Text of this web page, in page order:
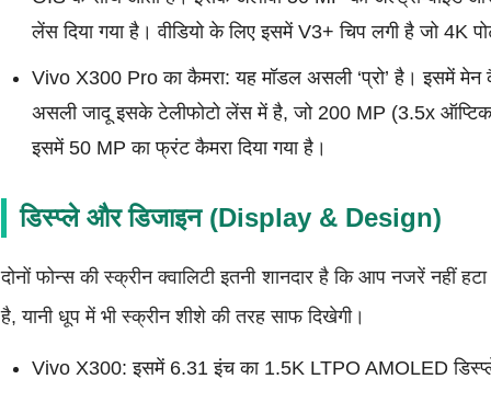
लेंस दिया गया है। वीडियो के लिए इसमें V3+ चिप लगी है जो 4K
Vivo X300 Pro का कैमरा: यह मॉडल असली ‘प्रो’ है। इसमें
असली जादू इसके टेलीफोटो लेंस में है, जो 200 MP (3.5x
इसमें 50 MP का फ्रंट कैमरा दिया गया है।
डिस्प्ले और डिजाइन (Display & Design)
दोनों फोन्स की स्क्रीन क्वालिटी इतनी शानदार है कि आप नजरें नहीं
है, यानी धूप में भी स्क्रीन शीशे की तरह साफ दिखेगी।
Vivo X300: इसमें 6.31 इंच का 1.5K LTPO AMOLED